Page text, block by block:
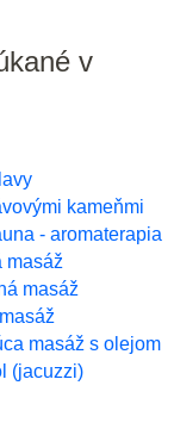
v
kameňmi
- aromaterapia
masáž
masáž
masáž s olejom
(jacuzzi)